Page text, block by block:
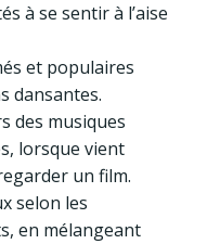
à se sentir à l’aise
et populaires
dansantes.
des musiques
lorsque vient
un film.
selon les
en mélangeant